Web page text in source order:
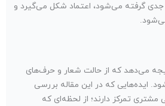
گرفته می‌شود، اعتماد شکل می‌گیرد و
می‌دهد که از حالت شعار و حرف‌های
ایده‌هایی که در این مقاله بررسی
مشتری تمرکز دارند؛ از لحظه‌ای که